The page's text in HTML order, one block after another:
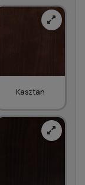
Kasztan